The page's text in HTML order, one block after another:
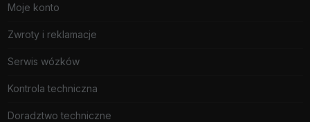
Moje konto
Zwroty i reklamacje
Serwis wózków
Kontrola techniczna
Doradztwo techniczne